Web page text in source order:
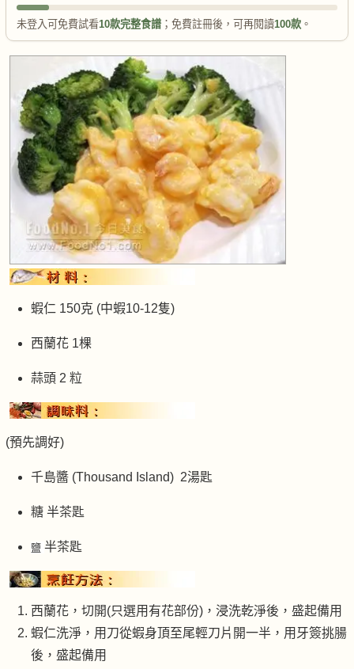
未登入可免費試看10款完整食譜 ；免費註冊後，可再閱讀100款 。
蝦仁 150克 (中蝦10-12隻)
西蘭花 1棵
蒜頭 2 粒
(預先調好)
千島醬 (Thousand Island) 2湯匙
糖 半茶匙
鹽 半茶匙
西蘭花，切開(只選用有花部份)，浸洗乾淨後，盛起備用
蝦仁洗淨，用刀從蝦身頂至尾輕刀片開一半，用牙簽挑腸
後，盛起備用